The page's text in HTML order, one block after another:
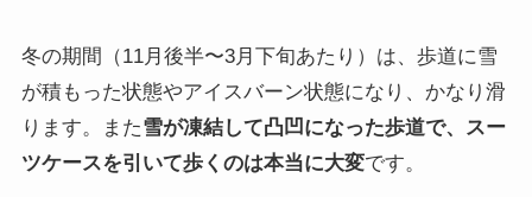
冬の期間（11月後半〜3月下旬あたり）は、歩道に雪
が積もった状態やアイスバーン状態になり、かなり滑
ります。また雪が凍結して凸凹になった歩道で、スー
ツケースを引いて歩くのは本当に大変です。